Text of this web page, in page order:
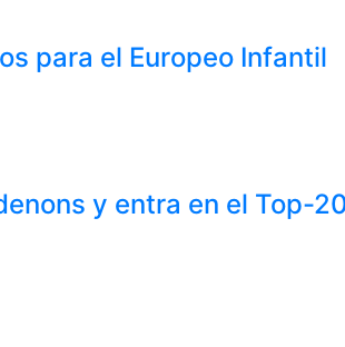
para el Europeo Infantil
y entra en el Top-